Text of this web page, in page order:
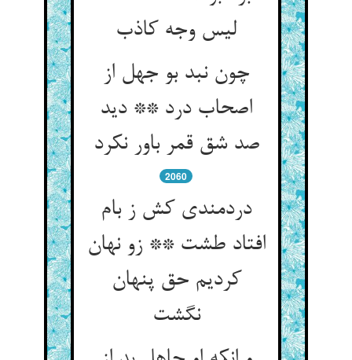
لیس وجه کاذب‏
چون نبد بو جهل از
اصحاب درد ** دید
صد شق قمر باور نکرد
2060
دردمندی کش ز بام
افتاد طشت ** زو نهان
کردیم حق پنهان
نگشت‏